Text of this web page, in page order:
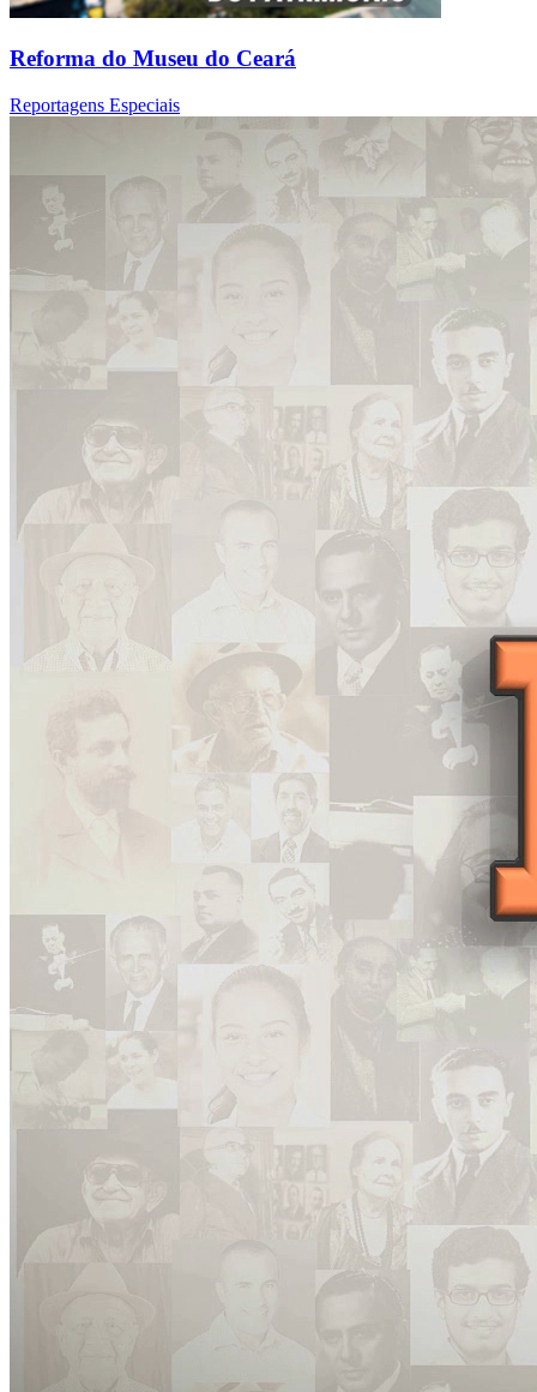
Reforma do Museu do Ceará
Reportagens Especiais